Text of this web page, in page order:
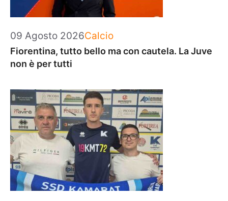
09 Agosto 2026Categorie
Calcio
Fiorentina, tutto bello ma con cautela. La Juve
non è per tutti